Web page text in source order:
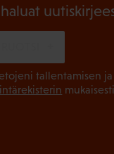
tallentamisen